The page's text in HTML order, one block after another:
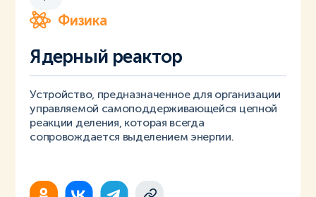
Физика
Ядерный реактор
Устройство, предназначенное для организации
управляемой самоподдерживающейся цепной
реакции деления, которая всегда
сопровождается выделением энергии.